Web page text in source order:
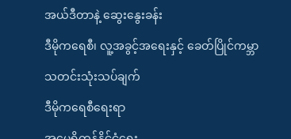
အယ်ဒီတာနဲ့ ဆွေးနွေးခန်း
ဒီမိုကရေစီ၊ လူ့အခွင့်အရေးနှင့် ခေတ်ပြိုင်ကမ္ဘာ
သတင်းသုံးသပ်ချက်
ဒီမိုကရေစီရေးရာ